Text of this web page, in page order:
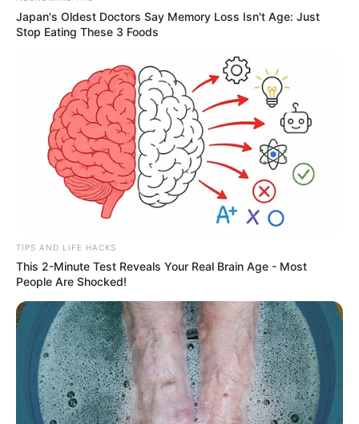
Japan's Oldest Doctors Say Memory Loss Isn't Age: Just
Stop Eating These 3 Foods
TIPS AND LIFE HACKS
This 2-Minute Test Reveals Your Real Brain Age - Most
People Are Shocked!